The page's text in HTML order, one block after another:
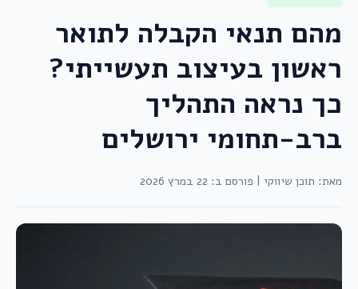
מהם תנאי הקבלה לתואר
ראשון בעיצוב תעשייתי?
כך נראה התהליך
ברב-תחומי ירושלים
מאת: תוכן שיווקי פורסם ב: 22 במרץ 2026